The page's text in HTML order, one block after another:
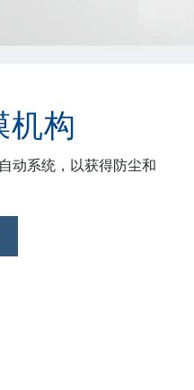
机构
动系统，以获得防尘和